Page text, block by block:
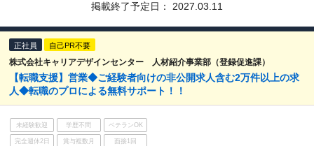
掲載終了予定日： 2027.03.11
正社員 自己PR不要
株式会社キャリアデザインセンター 人材紹介事業部（登録促進課）
【転職支援】営業◆ご経験者向けの非公開求人含む2万件以上の求
人◆転職のプロによる無料サポート！！
未経験歓迎 学歴不問 ベテランOK
完全週休2日 賞与複数月 面接1回